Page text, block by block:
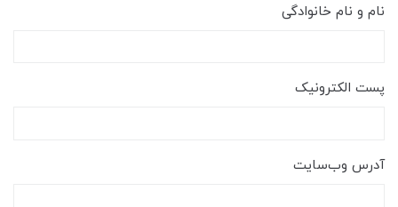
نام و نام خانوادگی
پست الکترونیک
آدرس وب‌سایت